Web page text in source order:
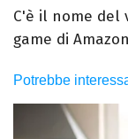
C'è il nome del
game di